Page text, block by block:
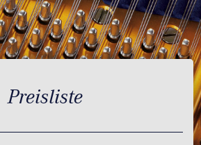
Preisliste